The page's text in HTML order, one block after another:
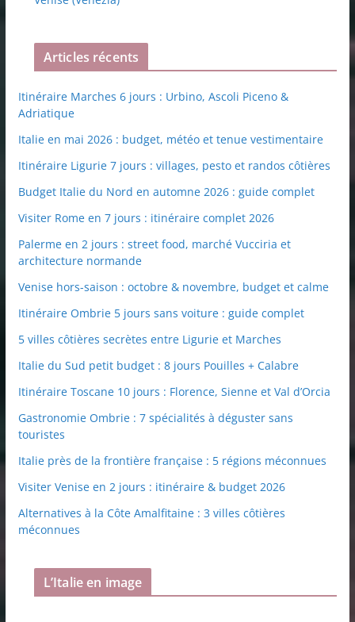
Articles récents
Itinéraire Marches 6 jours : Urbino, Ascoli Piceno &
Adriatique
Italie en mai 2026 : budget, météo et tenue vestimentaire
Itinéraire Ligurie 7 jours : villages, pesto et randos côtières
Budget Italie du Nord en automne 2026 : guide complet
Visiter Rome en 7 jours : itinéraire complet 2026
Palerme en 2 jours : street food, marché Vucciria et
architecture normande
Venise hors-saison : octobre & novembre, budget et calme
Itinéraire Ombrie 5 jours sans voiture : guide complet
5 villes côtières secrètes entre Ligurie et Marches
Italie du Sud petit budget : 8 jours Pouilles + Calabre
Itinéraire Toscane 10 jours : Florence, Sienne et Val d’Orcia
Gastronomie Ombrie : 7 spécialités à déguster sans
touristes
Italie près de la frontière française : 5 régions méconnues
Visiter Venise en 2 jours : itinéraire & budget 2026
Alternatives à la Côte Amalfitaine : 3 villes côtières
méconnues
L’Italie en image